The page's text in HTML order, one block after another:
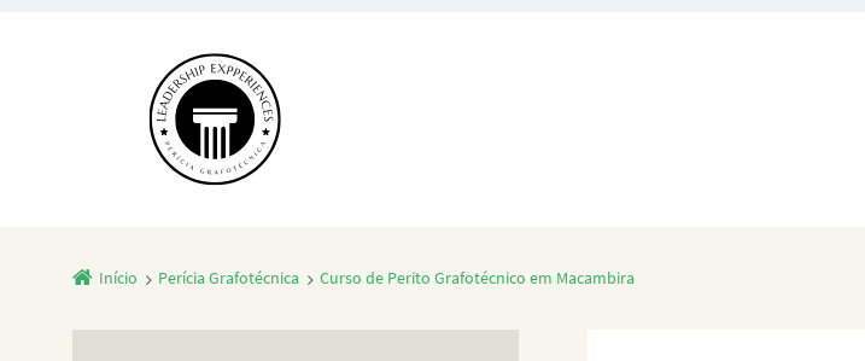
Início Perícia Grafotécnica Curso de Perito Grafotécnico em Macambira